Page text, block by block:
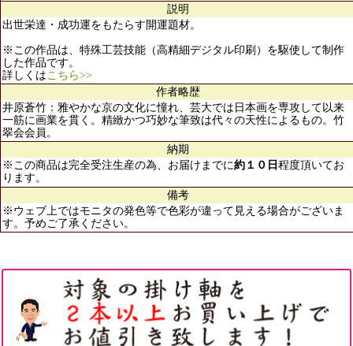
説明
出世栄達・成功運をもたらす開運題材。
※この作品は、特殊工芸技能（高精細デジタル印刷）を駆使して制作
した作品です。
詳しくはこちら>>
作者略歴
井原蒼竹：雅やかな京の文化に憧れ、芸大では日本画を専攻して以来
一筋に画業を貫く。精緻かつ巧妙な筆致は代々の天性によるもの。竹
翠会会員。
納期
※この商品は完全受注生産の為、お届けまでに約１０日 程度頂いてお
ります。
備考
※ウェブ上ではモニタの発色等で色彩が違って見える場合がございま
す。予めご了承ください。